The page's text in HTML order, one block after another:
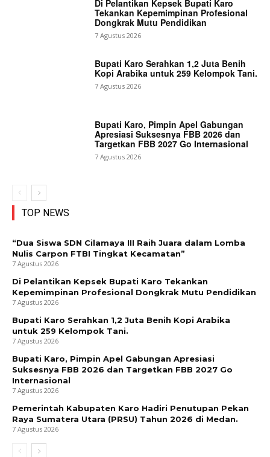
Di Pelantikan Kepsek Bupati Karo
Tekankan Kepemimpinan Profesional
Dongkrak Mutu Pendidikan
7 Agustus 2026
Bupati Karo Serahkan 1,2 Juta Benih
Kopi Arabika untuk 259 Kelompok Tani.
7 Agustus 2026
Bupati Karo, Pimpin Apel Gabungan
Apresiasi Suksesnya FBB 2026 dan
Targetkan FBB 2027 Go Internasional
7 Agustus 2026
TOP NEWS
“Dua Siswa SDN Cilamaya III Raih Juara dalam Lomba
Nulis Carpon FTBI Tingkat Kecamatan”
7 Agustus 2026
Di Pelantikan Kepsek Bupati Karo Tekankan
Kepemimpinan Profesional Dongkrak Mutu Pendidikan
7 Agustus 2026
Bupati Karo Serahkan 1,2 Juta Benih Kopi Arabika
untuk 259 Kelompok Tani.
7 Agustus 2026
Bupati Karo, Pimpin Apel Gabungan Apresiasi
Suksesnya FBB 2026 dan Targetkan FBB 2027 Go
Internasional
7 Agustus 2026
Pemerintah Kabupaten Karo Hadiri Penutupan Pekan
Raya Sumatera Utara (PRSU) Tahun 2026 di Medan.
7 Agustus 2026